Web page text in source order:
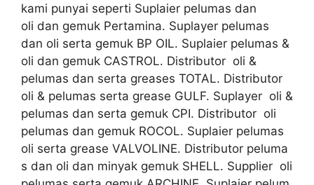
kami punyai seperti Suplaier pelumas dan
oli dan gemuk Pertamina. Suplayer pelumas
dan oli serta gemuk BP OIL. Suplaier pelumas &
oli dan gemuk CASTROL. Distributor oli &
pelumas dan serta greases TOTAL. Distributor
oli & pelumas serta grease GULF. Suplayer oli &
pelumas dan serta gemuk CPI. Distributor oli
pelumas dan gemuk ROCOL. Suplaier pelumas
oli serta grease VALVOLINE. Distributor peluma
s dan oli dan minyak gemuk SHELL. Supplier oli